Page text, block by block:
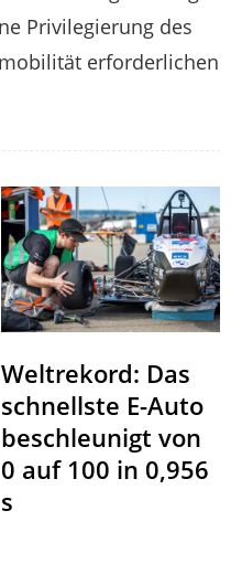
Privilegierung des
erforderlichen
Weltrekord: Das
schnellste E-Auto
beschleunigt von
0 auf 100 in 0,956
s